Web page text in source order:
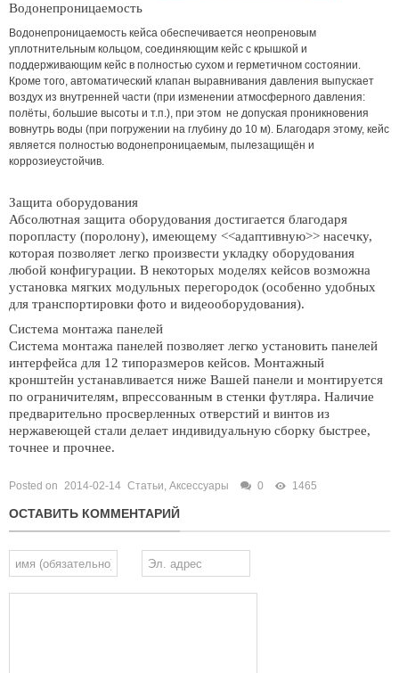
Водонепроницаемость
Водонепроницаемость кейса обеспечивается неопреновым
уплотнительным кольцом, соединяющим кейс с крышкой и
поддерживающим кейс в полностью сухом и герметичном состоянии.
Кроме того, автоматический клапан выравнивания давления выпускает
воздух из внутренней части (при изменении атмосферного давления:
полёты, большие высоты и т.п.), при этом не допуская проникновения
вовнутрь воды (при погружении на глубину до 10 м). Благодаря этому, кейс
является полностью водонепроницаемым, пылезащищён и
коррозиеустойчив.
Защита оборудования
Абсолютная защита оборудования достигается благодаря
поропласту (поролону), имеющему <<адаптивную>> насечку,
которая позволяет легко произвести укладку оборудования
любой конфигурации. В некоторых моделях кейсов возможна
установка мягких модульных перегородок (особенно удобных
для транспортировки фото и видеооборудования).
Система монтажа панелей
Система монтажа панелей позволяет легко установить панелей
интерфейса для 12 типоразмеров кейсов. Монтажный
кронштейн устанавливается ниже Вашей панели и монтируется
по ограничителям, впрессованным в стенки футляра. Наличие
предварительно просверленных отверстий и винтов из
нержавеющей стали делает индивидуальную сборку быстрее,
точнее и прочнее.
Posted on 2014-02-14 Статьи, Аксессуары 0 1465
ОСТАВИТЬ КОММЕНТАРИЙ